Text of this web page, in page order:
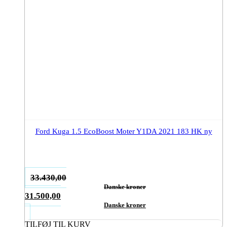
Ford Kuga 1.5 EcoBoost Moter Y1DA 2021 183 HK ny
33.430,00
Danske kroner
Den
oprindelige
31.500,00
Danske kroner
aktuelle
TILFØJ TIL KURV